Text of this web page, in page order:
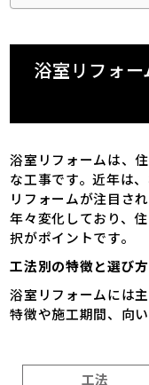
浴室リフォ
浴室リフォームは、
な工事です。近年は
リフォームが注目さ
年々変化しており、
択がポイントです。
工法別の特徴と選び方
浴室リフォームには
特徴や施工期間、向
工法